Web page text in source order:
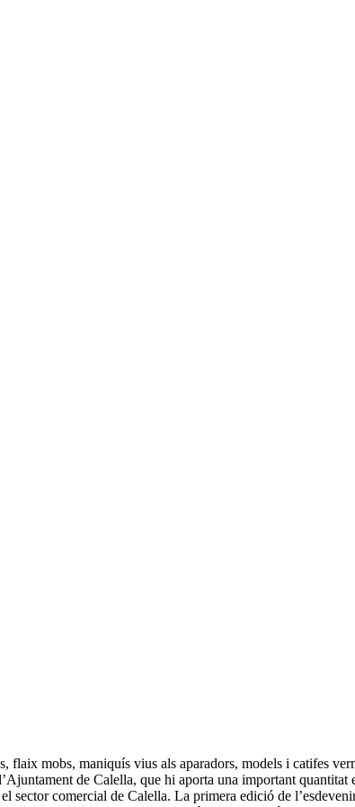
flaix mobs, maniquís vius als aparadors, models i catifes
de Calella, que hi aporta una important
sector comercial de Calella. La primera edició de